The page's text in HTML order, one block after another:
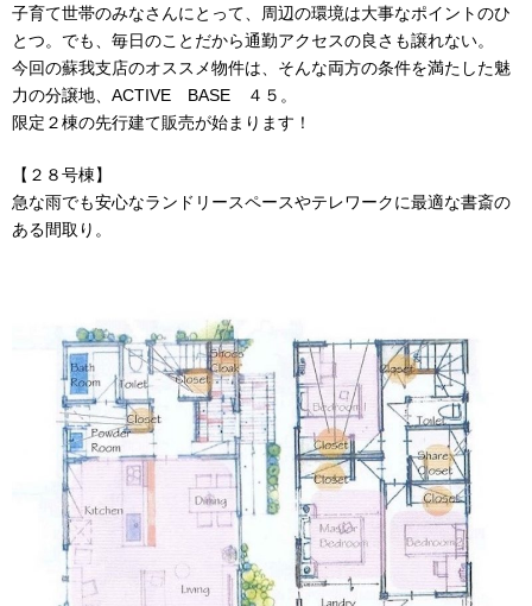
子育て世帯のみなさんにとって、周辺の環境は大事なポイントのひ
とつ。でも、毎日のことだから通勤アクセスの良さも譲れない。
今回の蘇我支店のオススメ物件は、そんな両方の条件を満たした魅
力の分譲地、 ACTIVE BASE ４５。
限定２棟の先行建て販売が始まります！
【２８号棟】
急な雨でも安心なランドリースペースやテレワークに最適な書斎の
ある間取り。